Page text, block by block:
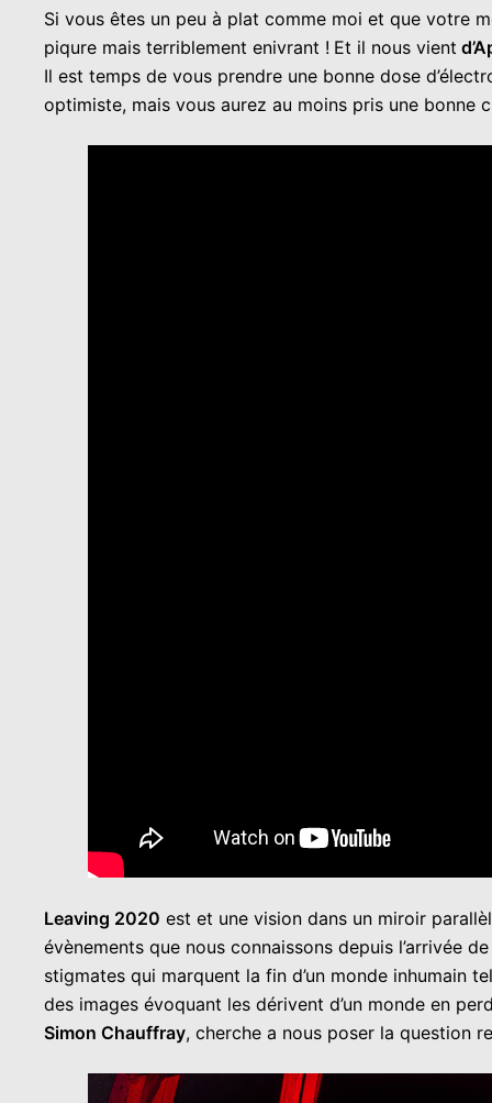
Si vous êtes un peu à plat comme moi et que votre
piqure mais terriblement enivrant ! Et il nous vient
Il est temps de vous prendre une bonne dose
optimiste, mais vous aurez au moins pris une bonne
Leaving 2020 est et une vision dans un miroir
évènements que nous connaissons depuis l’arrivée
stigmates qui marquent la fin d’un monde inhumain
des images évoquant les dérivent d’un monde en
Simon Chauffray, cherche a nous poser la question